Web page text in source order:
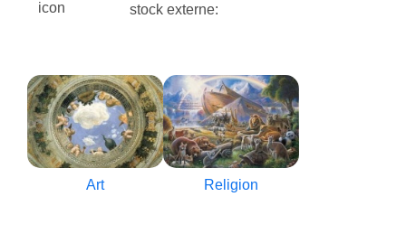
stock externe:
Art Religion